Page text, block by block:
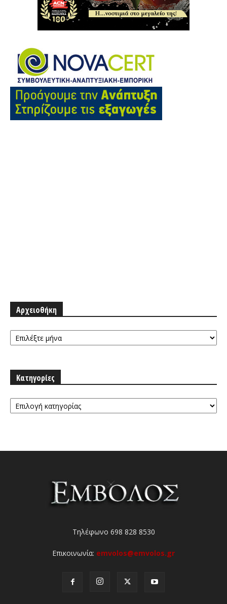
Αρχειοθήκη
Αρχειοθήκη
Κατηγορίες
Κατηγορίες
Τηλέφωνο 698 828 8530
Επικοινωνία: emvolos@emvolos.gr